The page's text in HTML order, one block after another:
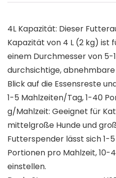
4L Kapazität: Dieser
Kapazität von 4 L (2 kg)
einem Durchmesser von 5-
durchsichtige,
Blick auf die Essensreste
1-5 Mahlzeiten/Tag, 1-40
g/Mahlzeit: Geeignet für
mittelgroße Hunde und
Futterspender lässt sich 1-
Portionen pro Mahlzeit, 10-
einstellen.